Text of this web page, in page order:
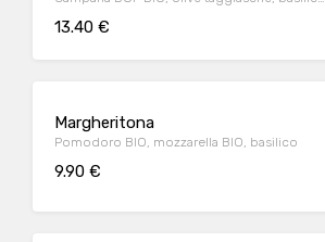
(20m.)
13.40 €
Margheritona
Pomodoro BIO, mozzarella BIO, basilico
9.90 €